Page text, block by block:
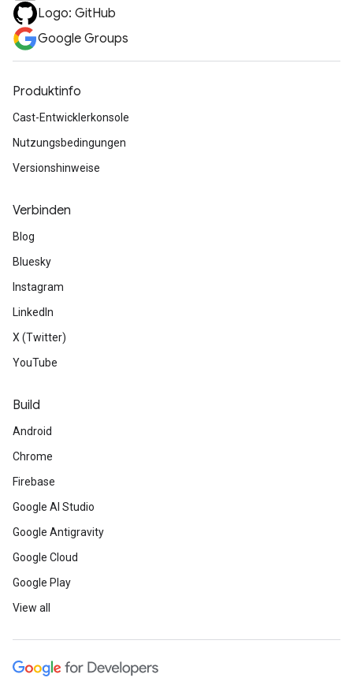
Logo: GitHub
Google Groups
Produktinfo
Cast-Entwicklerkonsole
Nutzungsbedingungen
Versionshinweise
Verbinden
Blog
Bluesky
Instagram
LinkedIn
X (Twitter)
YouTube
Build
Android
Chrome
Firebase
Google AI Studio
Google Antigravity
Google Cloud
Google Play
View all